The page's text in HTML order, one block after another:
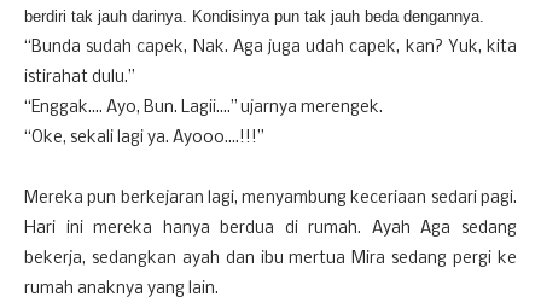
berdiri tak jauh darinya. Kondisinya pun tak jauh beda dengannya.
“Bunda sudah capek, Nak. Aga juga udah capek, kan? Yuk, kita
istirahat dulu.”
“Enggak.... Ayo, Bun. Lagii....” ujarnya merengek.
“Oke, sekali lagi ya. Ayooo....!!!”
Mereka pun berkejaran lagi, menyambung keceriaan sedari pagi.
Hari ini mereka hanya berdua di rumah. Ayah Aga sedang
bekerja, sedangkan ayah dan ibu mertua Mira sedang pergi ke
rumah anaknya yang lain.